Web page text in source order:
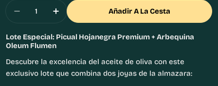
Disminuir Cantidad Para Lote De Aceites De
Aumentar Cantidad Para Lote De
Añadir A La Cesta
Lote Especial: Picual Hojanegra Premium + Arbequina
Oleum Flumen
Descubre la excelencia del aceite de oliva con este
exclusivo lote que combina dos joyas de la almazara: